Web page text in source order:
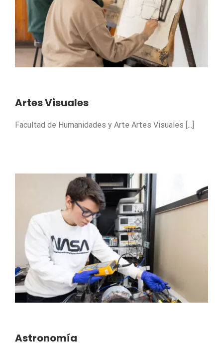
Artes Visuales
Facultad de Humanidades y Arte Artes Visuales [...]
Astronomía